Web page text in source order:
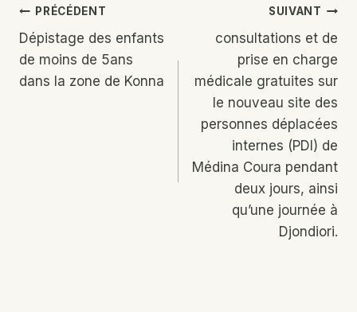
Navigation
De
L’article
PRÉCÉDENT
Dépistage des enfants
de moins de 5ans
dans la zone de Konna
SUIVANT
consultations et de
prise en charge
médicale gratuites sur
le nouveau site des
personnes déplacées
internes (PDI) de
Médina Coura pendant
deux jours, ainsi
qu’une journée à
Djondiori.